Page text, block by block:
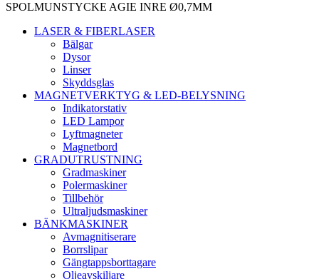
SPOLMUNSTYCKE AGIE INRE Ø0,7MM
LASER & FIBERLASER
Bälgar
Dysor
Linser
Skyddsglas
MAGNETVERKTYG & LED-BELYSNING
Indikatorstativ
LED Lampor
Lyftmagneter
Magnetbord
GRADUTRUSTNING
Gradmaskiner
Polermaskiner
Tillbehör
Ultraljudsmaskiner
BÄNKMASKINER
Avmagnitiserare
Borrslipar
Gängtappsborttagare
Oljeavskiljare